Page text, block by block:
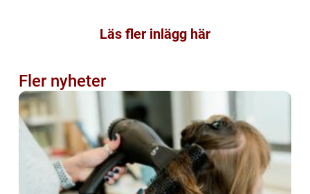
Läs fler inlägg här
Fler nyheter